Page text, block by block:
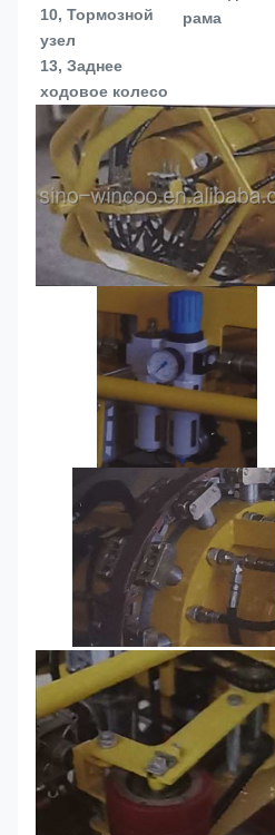
10, Тормозной
узел
13, Заднее
ходовое колесо
рама